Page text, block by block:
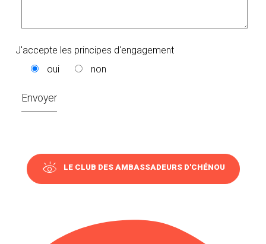
J'accepte les principes d'engagement
oui
non
LE CLUB DES AMBASSADEURS D'CHÉNOU